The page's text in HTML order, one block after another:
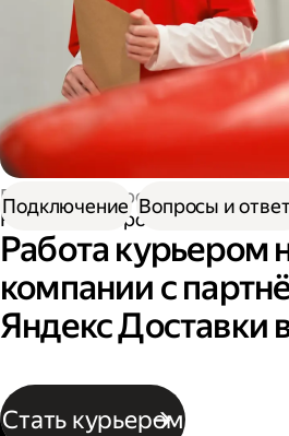
Работа курьером
Работа курьером на авто
Работа курьером
компании с
Яндекс Доставки
Стать курьером
Подключение Вопросы и